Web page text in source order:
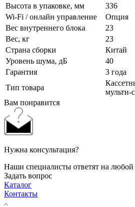
Высота в упаковке, мм
336
Wi-Fi / онлайн управление
Опция
Вес внутреннего блока
23
Вес, кг
23
Страна сборки
Китай
Уровень шума, дБ
40
Гарантия
3 года
Тип товара
мульти-
Вам понравится
Нужна консультация?
Наши специалисты ответят на
Задать вопрос
Каталог
Контакты